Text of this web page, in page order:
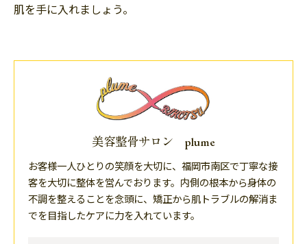
肌を手に入れましょう。
美容整骨サロン plume
お客様一人ひとりの笑顔を大切に、福岡市南区で丁寧な接
客を大切に整体を営んでおります。内側の根本から身体の
不調を整えることを念頭に、矯正から肌トラブルの解消ま
でを目指したケアに力を入れています。